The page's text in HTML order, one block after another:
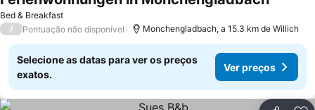
Bed & Breakfast
/ Pontuação não disponível Monchengladbach, a 15.3 km de Willich
Selecione as datas para ver os preços
exatos.
Ver preços